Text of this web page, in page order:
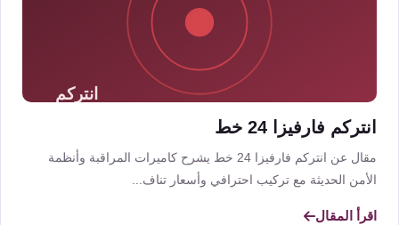
انتركم فارفيزا 24 خط
مقال عن انتركم فارفيزا 24 خط يشرح كاميرات المراقبة وأنظمة
الأمن الحديثة مع تركيب احترافي وأسعار تناف...
اقرأ المقال